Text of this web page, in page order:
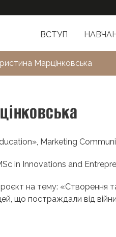
ВСТУП
Марцінковська
Marketing
in Innovations and
на тему: «Створення
що постраждали від